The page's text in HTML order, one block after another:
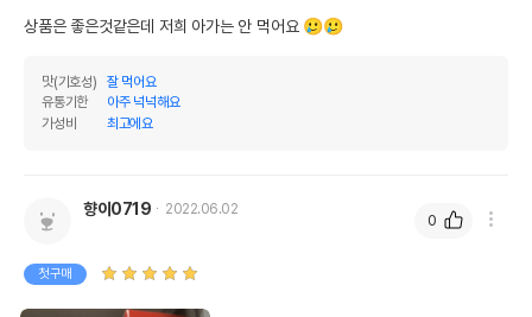
수분 95%
탄수화물
기타성분
정제수,게맛살,고명지단,황태채,황태엑기스,홍삼
E,변성전분,잔탄검,향미제
상품은 좋은것같은데 저희 아가는 안 먹어요 🥲🥲
맛(기호성)
잘 먹어요
유통기한
아주 넉넉해요
가성비
최고에요
향이0719 2022.06.02
첫구매
0